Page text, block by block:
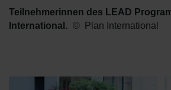
Teilnehmerinnen des LEAD
International.
Plan International